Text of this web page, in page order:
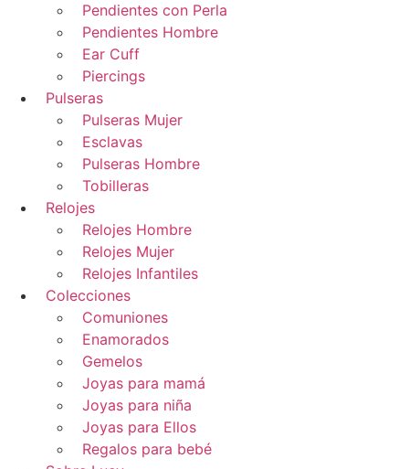
Pendientes con Perla
Pendientes Hombre
Ear Cuff
Piercings
Pulseras
Pulseras Mujer
Esclavas
Pulseras Hombre
Tobilleras
Relojes
Relojes Hombre
Relojes Mujer
Relojes Infantiles
Colecciones
Comuniones
Enamorados
Gemelos
Joyas para mamá
Joyas para niña
Joyas para Ellos
Regalos para bebé